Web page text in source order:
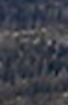
Bra att veta
Restauranger
Catering by Lyon
Hotell nära oss
Nybörjar­guide
Tävlingsdagar